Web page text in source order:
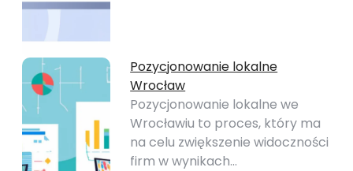
Pozycjonowanie lokalne
Wrocław
Pozycjonowanie lokalne we
Wrocławiu to proces, który ma
na celu zwiększenie widoczności
firm w wynikach…